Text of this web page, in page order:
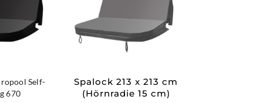
Self-
670
5
529,30 kr.
Spalock 213 x 213 cm
(Hörnradie 15 cm)
5
529,30 kr.